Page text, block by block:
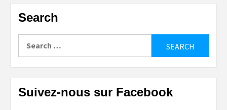
Search
for:
Suivez-nous sur Facebook